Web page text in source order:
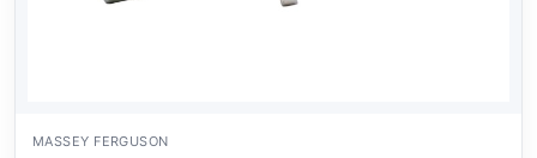
MASSEY FERGUSON